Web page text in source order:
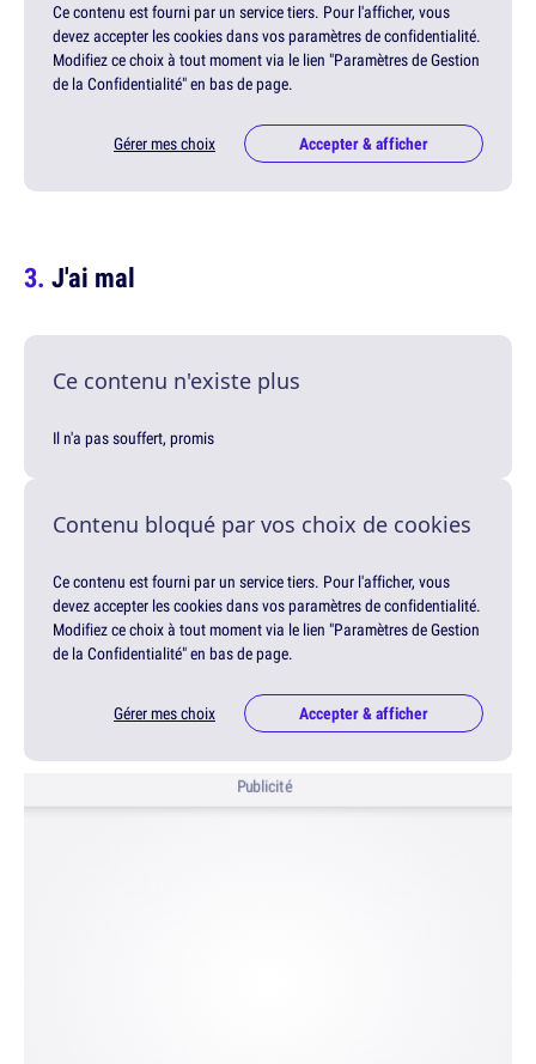
Ce contenu est fourni par un service tiers. Pour l'afficher, vous
devez accepter les cookies dans vos paramètres de confidentialité.
Modifiez ce choix à tout moment via le lien "Paramètres de Gestion
de la Confidentialité" en bas de page.
Gérer mes choix Accepter & afficher
J'ai mal
Ce contenu n'existe plus
Il n'a pas souffert, promis
Contenu bloqué par vos choix de cookies
Ce contenu est fourni par un service tiers. Pour l'afficher, vous
devez accepter les cookies dans vos paramètres de confidentialité.
Modifiez ce choix à tout moment via le lien "Paramètres de Gestion
de la Confidentialité" en bas de page.
Gérer mes choix Accepter & afficher
Publicité